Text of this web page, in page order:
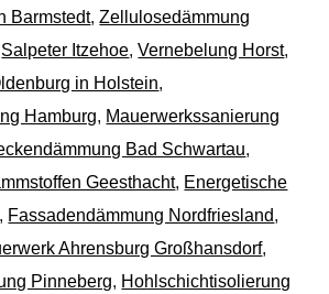
Barmstedt,Zellulosedämmung
Salpeter Itzehoe,Vernebelung Horst,
in Holstein,
Hamburg, Mauerwerkssanierung
Bad Schwartau,
Geesthacht, Energetische
, Fassadendämmung Nordfriesland,
Ahrensburg Großhansdorf,
Pinneberg, Hohlschichtisolierung